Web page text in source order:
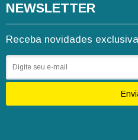
NEWSLETTER
Receba novidades